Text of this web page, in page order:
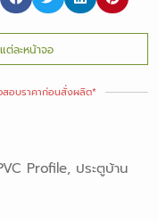
ต่ละหน้าจอ
สอบราคาก่อนสั่งผลิต*
Profile, ประตูบ้าน